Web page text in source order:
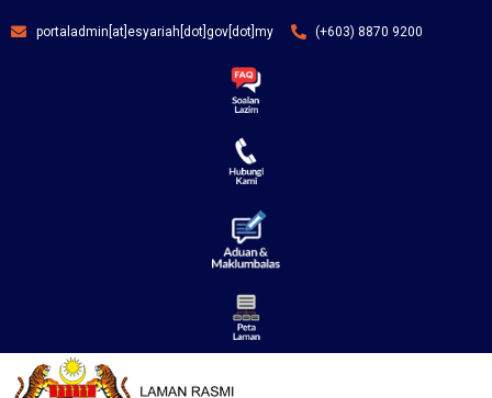
portaladmin[at]esyariah[dot]gov[dot]my (+603) 8870 9200